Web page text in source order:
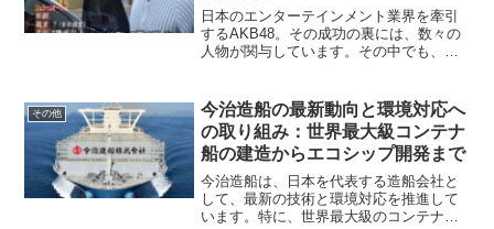
日本のエンターテインメント業界を牽引
するAKB48。その成功の裏には、数々の
人物が関与しています。その中でも、芝
は、芝幸太郎さんの年収や事業、セレブ
な生活ぶりを徹底解説し...
その他
今治造船の最新動向と環境対応へ
の取り組み：世界最大級コンテナ
船の建造からエコシップ開発まで
今治造船は、日本を代表する造船会社と
して、最新の技術と環境対応を推進して
います。特に、世界最大級のコンテナ船